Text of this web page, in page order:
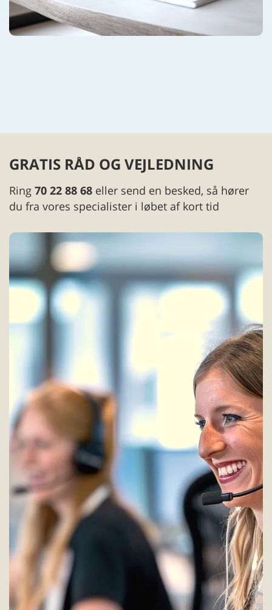
GRATIS RÅD OG VEJLEDNING
Ring 70 22 88 68 eller send en besked, så hører
du fra vores specialister i løbet af kort tid